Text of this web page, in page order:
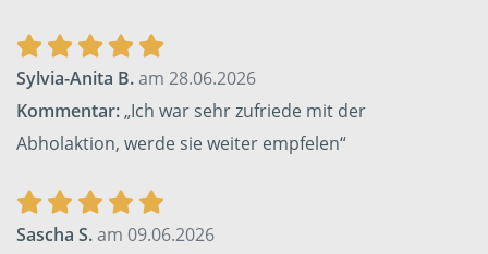
Sylvia-Anita B.am 28.06.2026
Kommentar:„Ich war sehr zufriede mit der
Abholaktion, werde sie weiter empfelen“
Sascha S.am 09.06.2026